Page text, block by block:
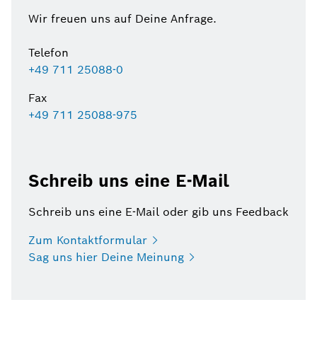
Wir freuen uns auf Deine Anfrage.
Telefon
+49 711 25088-0
Fax
+49 711 25088-975
Schreib uns eine E-Mail
Schreib uns eine E-Mail oder gib uns Feedback
Zum Kontaktformular
Sag uns hier Deine Meinung